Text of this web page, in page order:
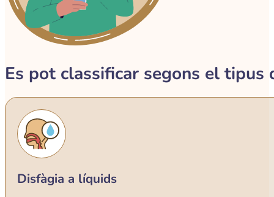
Es pot classificar segons el
Disfàgia a líquids